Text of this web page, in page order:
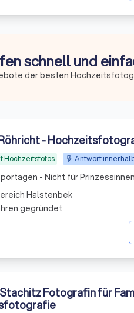
schnell und
der besten
-
Hochzeitsfotos Antwort
Hochzeitsreportagen - Nicht für
Halstenbek
gegründet
Fotografin für